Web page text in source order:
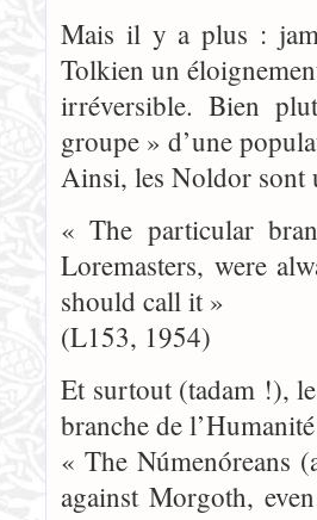
Mais il y a plus :
Tolkien un
irréversible. Bien
groupe » d’une
Ainsi, les Noldor sont
« The particular
Loremasters, were
should call it »
(L153, 1954)
Et surtout (tadam !),
branche de
« The Númenóreans
against Morgoth,